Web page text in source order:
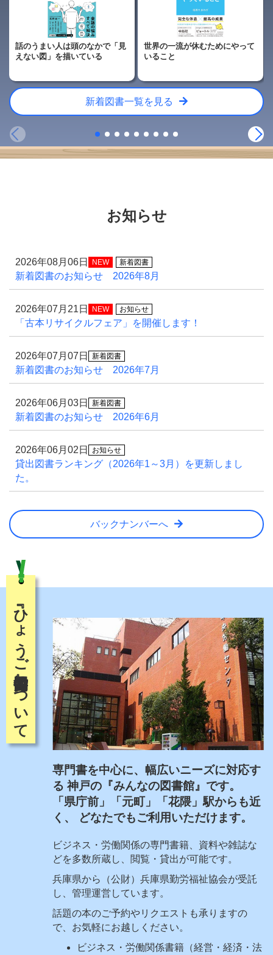
話のうまい人は頭のなかで「見
えない図」を描いている
世界の一流が休むためにやって
いること
新着図書一覧を見る
お知らせ
2026年08月06日 NEW 新着図書
新着図書のお知らせ 2026年8月
2026年07月21日 NEW お知らせ
「古本リサイクルフェア」を開催します！
2026年07月07日 新着図書
新着図書のお知らせ 2026年7月
2026年06月03日 新着図書
新着図書のお知らせ 2026年6月
2026年06月02日 お知らせ
貸出図書ランキング（2026年1～3月）を更新しまし
た。
バックナンバーへ
『ひょうご労働図書館』について
専門書を中心に、幅広いニーズに対応す
る 神戸の『みんなの図書館』です。
「県庁前」「元町」「花隈」駅からも近
く、
どなたでもご利用いただけます。
ビジネス・労働関係の専門書籍、資料や雑誌な
どを多数所蔵し、閲覧・貸出が可能です。
兵庫県から（公財）兵庫県勤労福祉協会が受託
し、管理運営しています。
話題の本のご予約やリクエストも承りますの
で、お気軽にお越しください。
ビジネス・労働関係書籍（経営・経済・法